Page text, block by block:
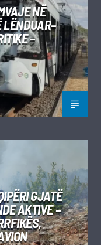
NË
LËNDUAR–
–
GJATË
AKTIVE –